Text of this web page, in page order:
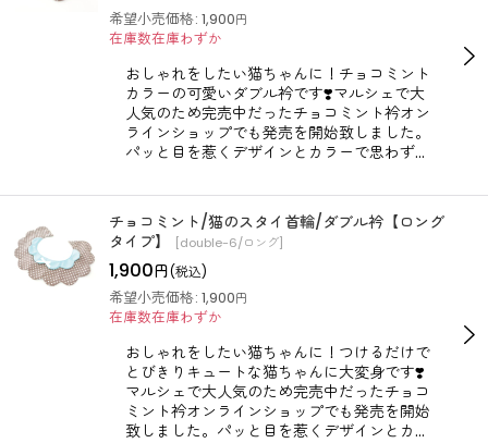
希望小売価格: 1,900円
在庫数在庫わずか
おしゃれをしたい猫ちゃんに！チョコミント
カラーの可愛いダブル衿です❣️マルシェで大
人気のため完売中だったチョコミント衿オン
ラインショップでも発売を開始致しました。
パッと目を惹くデザインとカラーで思わず…
チョコミント/猫のスタイ首輪/ダブル衿【ロング
タイプ】
[double-6/ロング]
1,900円(税込)
希望小売価格: 1,900円
在庫数在庫わずか
おしゃれをしたい猫ちゃんに！つけるだけで
とびきりキュートな猫ちゃんに大変身です❣️
マルシェで大人気のため完売中だったチョコ
ミント衿オンラインショップでも発売を開始
致しました。パッと目を惹くデザインとカ…